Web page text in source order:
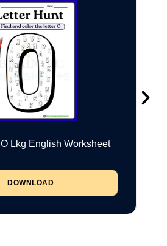
Lkg English Worksheet
DOWNLOAD